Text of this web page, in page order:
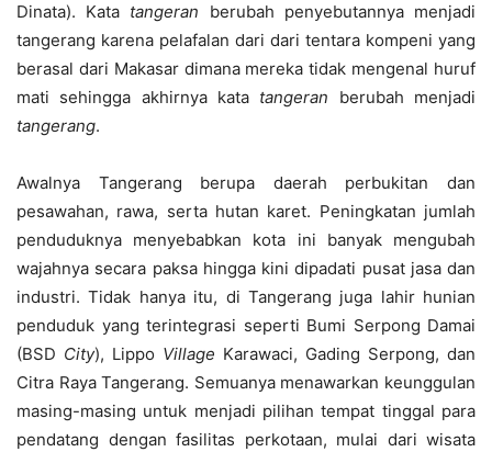
Dinata). Kata tangeran berubah penyebutannya menjadi
tangerang karena pelafalan dari dari tentara kompeni yang
berasal dari Makasar dimana mereka tidak mengenal huruf
mati sehingga akhirnya kata tangeran berubah menjadi
tangerang.
Awalnya Tangerang berupa daerah perbukitan dan
pesawahan, rawa, serta hutan karet. Peningkatan jumlah
penduduknya menyebabkan kota ini banyak mengubah
wajahnya secara paksa hingga kini dipadati pusat jasa dan
industri. Tidak hanya itu, di Tangerang juga lahir hunian
penduduk yang terintegrasi seperti Bumi Serpong Damai
(BSD City), Lippo Village Karawaci, Gading Serpong, dan
Citra Raya Tangerang. Semuanya menawarkan keunggulan
masing-masing untuk menjadi pilihan tempat tinggal para
pendatang dengan fasilitas perkotaan, mulai dari wisata